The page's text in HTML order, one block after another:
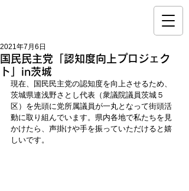
国民民主党「認知度向上プロジェク
ト」in茨城
2021年7月6日
現在、国民民主党の認知度を向上させるため、
茨城県連浅野さとし代表（衆議院議員茨城５
区）を先頭に党所属議員が一丸となって街頭活
動に取り組んでいます。県内各地で私たちを見
かけたら、声掛けや手を振っていただけると嬉
しいです。